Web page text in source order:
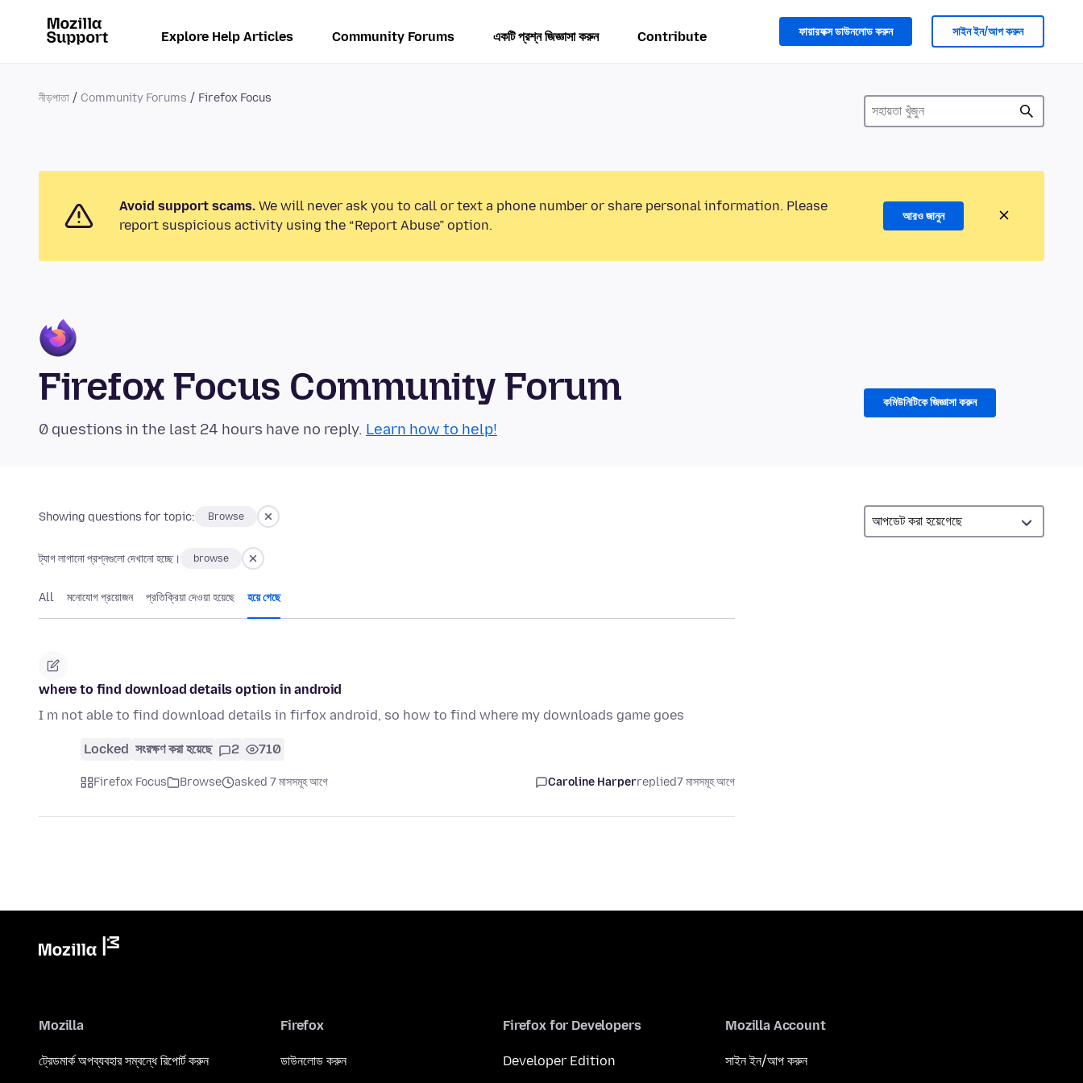
Explore Help Articles Community Forums একটি প্রশ্ন জিজ্ঞাসা করুন Contribute ফায়ারফক্স ডাউনলোড করুন সাইন ইন/আপ করুন
নীড়পাতা Community Forums Firefox Focus
Avoid support scams. We will never ask you to call or text a phone number or share personal information. Please
report suspicious activity using the “Report Abuse” option.
আরও জানুন
Firefox Focus Community Forum
0 questions in the last 24 hours have no reply. Learn how to help!
কমিউনিটিকে জিজ্ঞাসা করুন
Showing questions for topic: Browse
ট্যাগ লাগানো প্রশ্নগুলো দেখানো হচ্ছে। browse
All মনোযোগ প্রয়োজন প্রতিক্রিয়া দেওয়া হয়েছে হয়ে গেছে
where to find download details option in android
I m not able to find download details in firfox android, so how to find where my downloads game goes
Locked সংরক্ষণ করা হয়েছে 2 710
Firefox Focus Browse asked 7 মাসসমূহ আগে Caroline Harperreplied7 মাসসমূহ আগে
Mozilla
ট্রেডমার্ক অপব্যবহার সম্বন্ধে রিপোর্ট করুন
Firefox
ডাউনলোড করুন
Firefox for Developers
Developer Edition
Mozilla Account
সাইন ইন/আপ করুন